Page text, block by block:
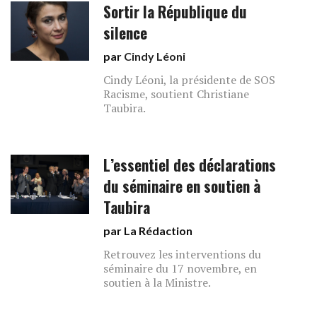
Sortir la République du
silence
par Cindy Léoni
Cindy Léoni, la présidente de SOS
Racisme, soutient Christiane
Taubira.
L’essentiel des déclarations
du séminaire en soutien à
Taubira
par La Rédaction
Retrouvez les interventions du
séminaire du 17 novembre, en
soutien à la Ministre.